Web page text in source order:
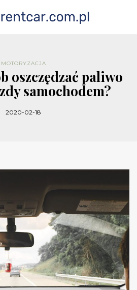
MOTORYZACJA
oszczędzać paliwo
samochodem?
2020-02-18